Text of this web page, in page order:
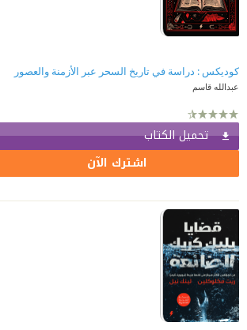
كوديكس : دراسة في تاريخ السحر عبر الأزمنة والعصور
عبدالله قاسم
تحميل الكتاب
اشترك الآن